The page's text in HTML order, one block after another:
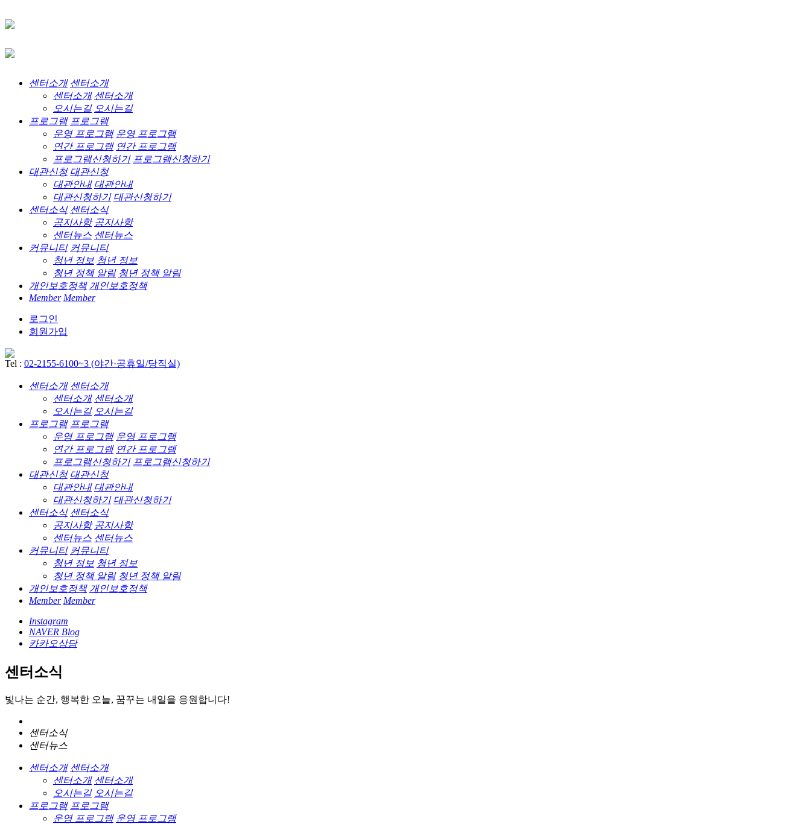
센터소개 센터소개
센터소개 센터소개
오시는길 오시는길
프로그램 프로그램
운영 프로그램 운영 프로그램
연간 프로그램 연간 프로그램
프로그램신청하기 프로그램신청하기
대관신청 대관신청
대관안내 대관안내
대관신청하기 대관신청하기
센터소식 센터소식
공지사항 공지사항
센터뉴스 센터뉴스
커뮤니티 커뮤니티
청년 정보 청년 정보
청년 정책 알림 청년 정책 알림
개인보호정책 개인보호정책
Member Member
로그인
회원가입
Tel : 02-2155-6100~3 (야간·공휴일/당직실)
센터소개 센터소개
센터소개 센터소개
오시는길 오시는길
프로그램 프로그램
운영 프로그램 운영 프로그램
연간 프로그램 연간 프로그램
프로그램신청하기 프로그램신청하기
대관신청 대관신청
대관안내 대관안내
대관신청하기 대관신청하기
센터소식 센터소식
공지사항 공지사항
센터뉴스 센터뉴스
커뮤니티 커뮤니티
청년 정보 청년 정보
청년 정책 알림 청년 정책 알림
개인보호정책 개인보호정책
Member Member
Instagram
NAVER Blog
카카오상담
센터소식
빛나는 순간, 행복한 오늘, 꿈꾸는 내일을 응원합니다!
센터소식
센터뉴스
센터소개 센터소개
센터소개 센터소개
오시는길 오시는길
프로그램 프로그램
운영 프로그램 운영 프로그램